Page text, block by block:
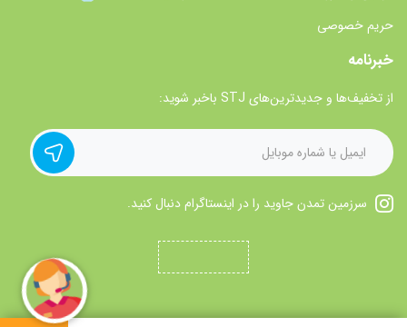
حریم خصوصی
خبرنامه
از تخفیف‌ها و جدیدترین‌های STJ باخبر شوید:
سرزمین تمدن جاوید را در اینستاگرام دنبال کنید.